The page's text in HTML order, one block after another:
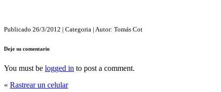
Publicado 26/3/2012 | Categoria | Autor: Tomás Cot
Deje su comentario
You must be logged in to post a comment.
« Rastrear un celular